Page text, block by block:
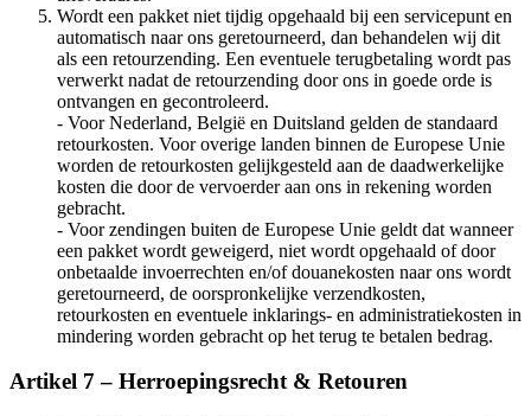
Wordt een pakket niet tijdig opgehaald bij een servicepunt en
automatisch naar ons geretourneerd, dan behandelen wij dit
als een retourzending. Een eventuele terugbetaling wordt pas
verwerkt nadat de retourzending door ons in goede orde is
ontvangen en gecontroleerd.
- Voor Nederland, België en Duitsland gelden de standaard
retourkosten. Voor overige landen binnen de Europese Unie
worden de retourkosten gelijkgesteld aan de daadwerkelijke
kosten die door de vervoerder aan ons in rekening worden
gebracht.
- Voor zendingen buiten de Europese Unie geldt dat wanneer
een pakket wordt geweigerd, niet wordt opgehaald of door
onbetaalde invoerrechten en/of douanekosten naar ons wordt
geretourneerd, de oorspronkelijke verzendkosten,
retourkosten en eventuele inklarings- en administratiekosten in
mindering worden gebracht op het terug te betalen bedrag.
Artikel 7 – Herroepingsrecht & Retouren